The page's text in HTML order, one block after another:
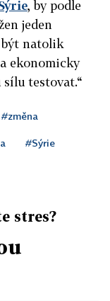
, by podle
jeden
být natolik
ekonomicky
testovat.“
#změna
#Sýrie
stres?